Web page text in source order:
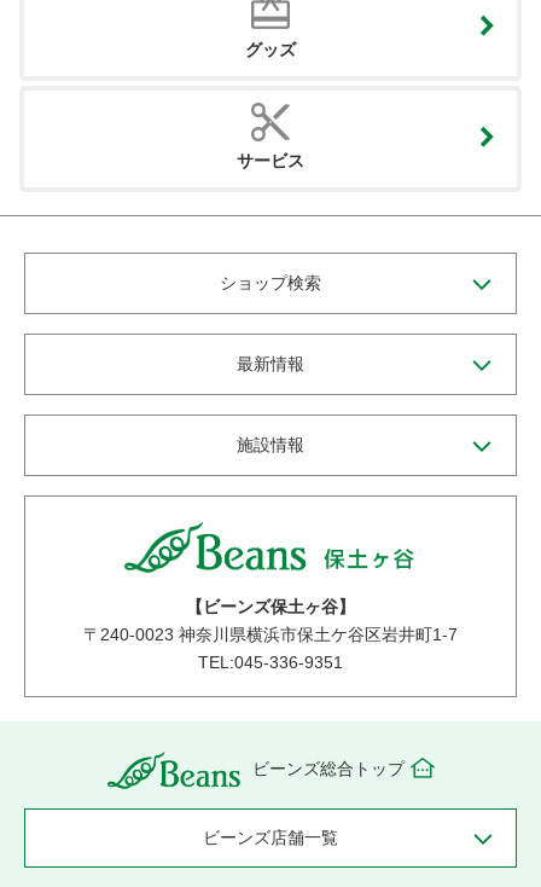
グッズ
サービス
ショップ検索
最新情報
施設情報
【ビーンズ保土ヶ谷】
〒 240-0023 神奈川県横浜市保土ケ谷区岩井町1-7
TEL:045-336-9351
ビーンズ総合トップ
ビーンズ店舗一覧